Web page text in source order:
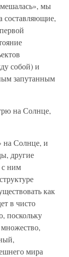
мы
составляющие,
собой) и
запутанным
на Солнце,
на Солнце, и
другие
с ним
как
в чисто
поскольку
мира